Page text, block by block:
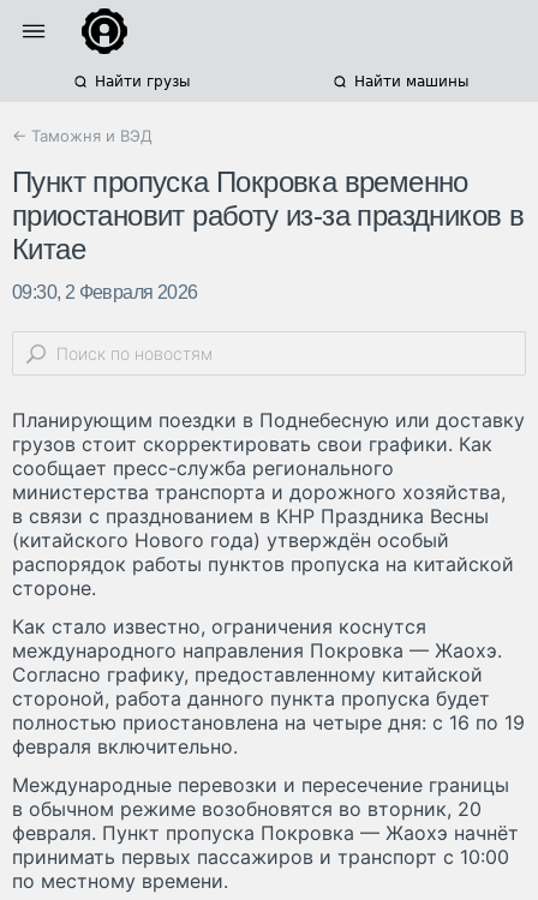
Найти грузы Найти машины
← Таможня и ВЭД
Пункт пропуска Покровка временно
приостановит работу из-за праздников в
Китае
09:30, 2 Февраля 2026
Планирующим поездки в Поднебесную или доставку
грузов стоит скорректировать свои графики. Как
сообщает пресс-служба регионального
министерства транспорта и дорожного хозяйства,
в связи с празднованием в КНР Праздника Весны
(китайского Нового года) утверждён особый
распорядок работы пунктов пропуска на китайской
стороне.
Как стало известно, ограничения коснутся
международного направления Покровка — Жаохэ.
Согласно графику, предоставленному китайской
стороной, работа данного пункта пропуска будет
полностью приостановлена на четыре дня: с 16 по 19
февраля включительно.
Международные перевозки и пересечение границы
в обычном режиме возобновятся во вторник, 20
февраля. Пункт пропуска Покровка — Жаохэ начнёт
принимать первых пассажиров и транспорт с 10:00
по местному времени.